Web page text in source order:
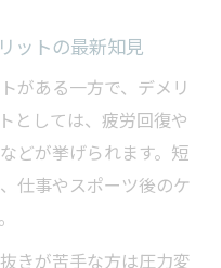
ットの最新知見
がある一方で、デメリ
としては、疲労回復や
どが挙げられます。短
仕事やスポーツ後のケ
きが苦手な方は圧力変